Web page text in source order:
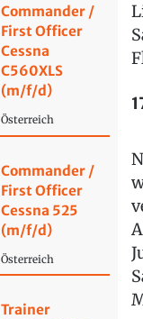
Commander /
First Officer
Cessna
C560XLS
(m/f/d)
Österreich
Commander /
First Officer
Cessna 525
(m/f/d)
Österreich
Trainer